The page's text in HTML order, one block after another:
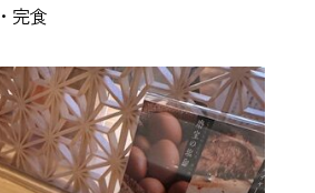
完食